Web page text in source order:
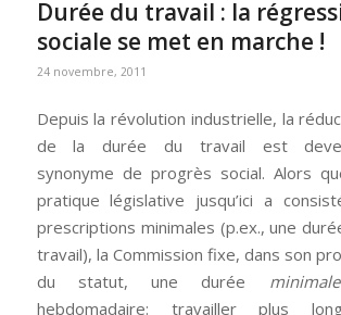
Durée du travail : la
sociale se met en marche !
24 novembre, 2011
Depuis la révolution industrielle, la
de la durée du travail est
synonyme de progrès social. Alors
pratique législative jusqu’ici a
prescriptions minimales (p.ex., une
travail), la Commission fixe, dans son
du statut, une durée minimale
hebdomadaire: travailler plus